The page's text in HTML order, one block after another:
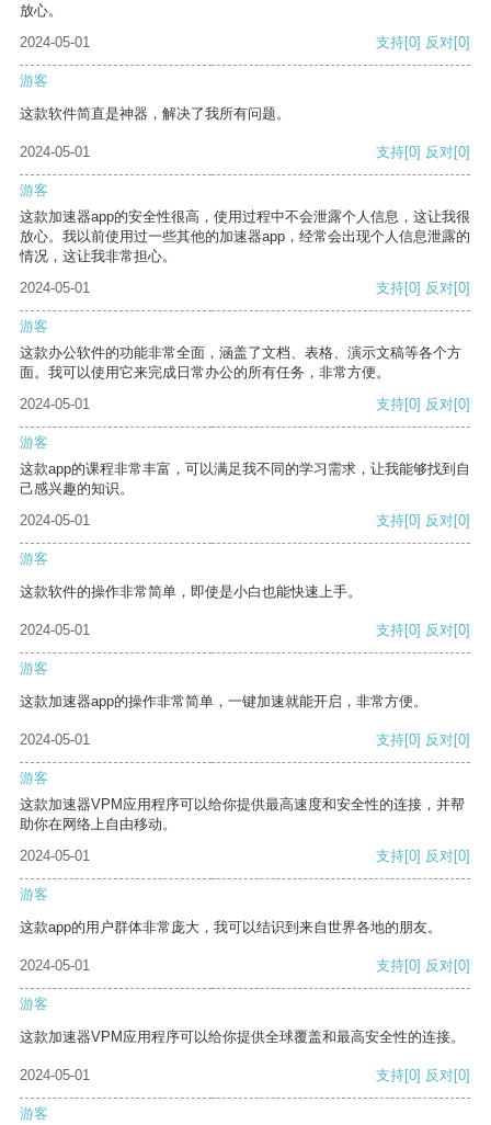
放心。
2024-05-01
支持[0] 反对[0]
游客
这款软件简直是神器，解决了我所有问题。
2024-05-01 支持[0] 反对[0]
游客
这款加速器app的安全性很高，使用过程中不会泄露个人信息，这让我很
放心。我以前使用过一些其他的加速器app，经常会出现个人信息泄露的
情况，这让我非常担心。
2024-05-01
支持[0] 反对[0]
游客
这款办公软件的功能非常全面，涵盖了文档、表格、演示文稿等各个方
面。我可以使用它来完成日常办公的所有任务，非常方便。
2024-05-01
支持[0] 反对[0]
游客
这款app的课程非常丰富，可以满足我不同的学习需求，让我能够找到自
己感兴趣的知识。
2024-05-01
支持[0] 反对[0]
游客
这款软件的操作非常简单，即使是小白也能快速上手。
2024-05-01 支持[0] 反对[0]
游客
这款加速器app的操作非常简单，一键加速就能开启，非常方便。
2024-05-01 支持[0] 反对[0]
游客
这款加速器VPM应用程序可以给你提供最高速度和安全性的连接，并帮
助你在网络上自由移动。
2024-05-01
支持[0] 反对[0]
游客
这款app的用户群体非常庞大，我可以结识到来自世界各地的朋友。
2024-05-01 支持[0] 反对[0]
游客
这款加速器VPM应用程序可以给你提供全球覆盖和最高安全性的连接。
2024-05-01 支持[0] 反对[0]
游客